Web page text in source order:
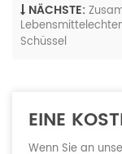
NÄCHSTE:
Schüssel
EINE
Wenn Sie an